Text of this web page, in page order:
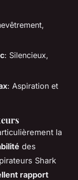
: Silencieux,
: Aspiration et
la
des
Shark
rapport